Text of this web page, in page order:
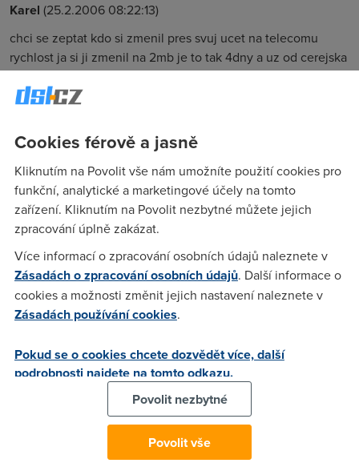
Karel (25.2.2006 08:22:13)
chci se zeptat kdo si zmenil pres svuj ucet na telecomu
rychlost ja si ji zmenil na 2mb je to tak 4dny a uz od cerejska
mi to jede kolem400kb/s mate nekdo stejny problem mejte
se
(25.2.2006 09:19:51)
Nahlaš to jako závadu,bude problém v kvalitě vedení.
Milan(25.2.2006 11:27:20)
No hele, me to minulou nedeli, tj. 19.2. jelo 2Mbity a ted mi
to zase spadlo na 512kbit. Duvod nechapu, ale doufam, ze je
to jenom prechodny opatreni.
Jiřík(25.2.2006 15:13:23)
Já mám sprint 3 mb , jelo mi to asi týden 2.4 - 2.8 mb a teď
jenom 933 kbps ... takže se to taky vrátilo na 1 mb, nevim, co
Cookies férově a jasně
Kliknutím na Povolit vše nám umožníte použití cookies pro
funkční, analytické a marketingové účely na tomto
zařízení. Kliknutím na Povolit nezbytné můžete jejich
zpracování úplně zakázat.
Více informací o zpracování osobních údajů naleznete v
Zásadách o zpracování osobních údajů. Další informace o
cookies a možnosti změnit jejich nastavení naleznete v
Zásadách používání cookies.
Pokud se o cookies chcete dozvědět více, další
podrobnosti najdete na tomto odkazu.
Povolit nezbytné
Povolit vše